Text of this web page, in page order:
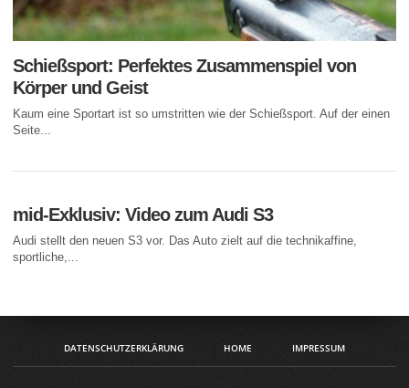
Schießsport: Perfektes Zusammenspiel von
Körper und Geist
Kaum eine Sportart ist so umstritten wie der Schießsport. Auf der einen
Seite...
mid-Exklusiv: Video zum Audi S3
Audi stellt den neuen S3 vor. Das Auto zielt auf die technikaffine,
sportliche,...
DATENSCHUTZERKLÄRUNG HOME IMPRESSUM